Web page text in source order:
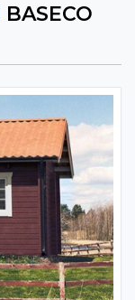
BASECO